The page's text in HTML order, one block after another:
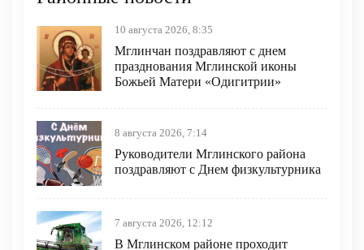
10 августа 2026, 8:35
Мглинчан поздравляют с днем
празднования Мглинской иконы
Божьей Матери «Одигитрии»
8 августа 2026, 7:14
Руководители Мглинского района
поздравляют с Днем физкультурника
7 августа 2026, 12:12
В Мглинском районе проходит